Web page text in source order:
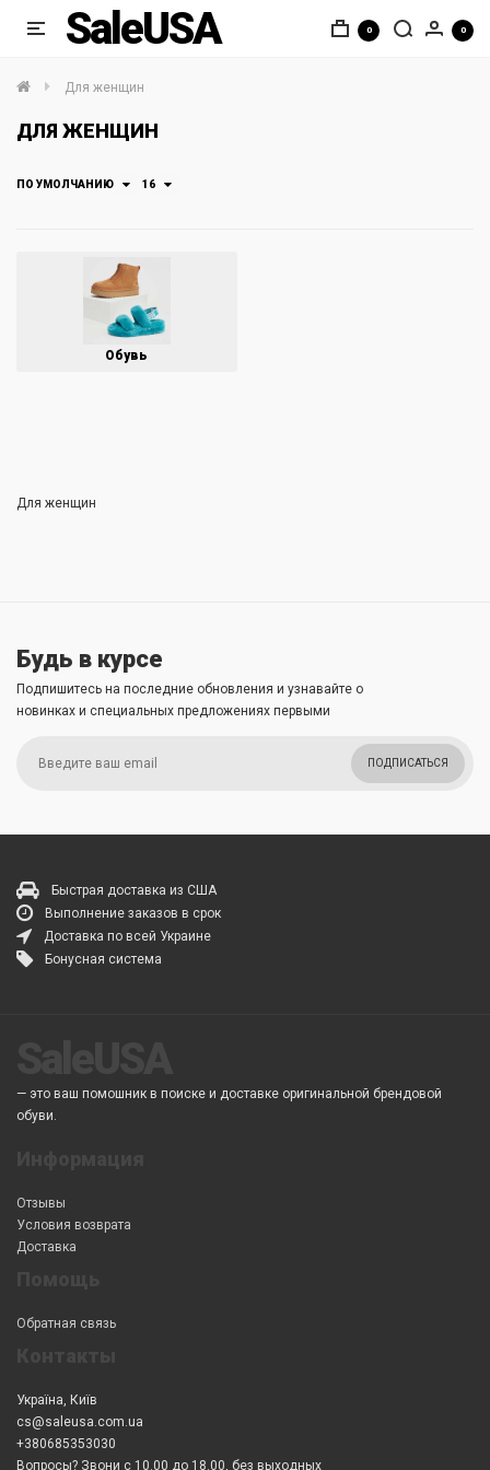
SaleUSA 0 0
Для женщин
ДЛЯ ЖЕНЩИН
ПО УМОЛЧАНИЮ 16
Обувь
Для женщин
Будь в курсе
Подпишитесь на последние обновления и узнавайте о
новинках и специальных предложениях первыми
ПОДПИСАТЬСЯ
Быстрая доставка из США
Выполнение заказов в срок
Доставка по всей Украине
Бонусная система
— это ваш помошник в поиске и доставке оригинальной брендовой
обуви.
Отзывы
Условия возврата
Доставка
Обратная связь
Україна, Київ
cs@saleusa.com.ua
+380685353030
Вопросы? Звони с 10.00 до 18.00, без выходных